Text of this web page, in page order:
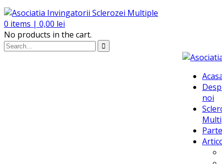
0 items | 0,00 lei
No products in the cart.
noi